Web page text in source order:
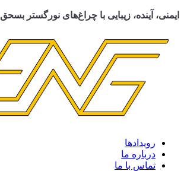
ایمنی، آینده، زیبایی با چراغ‌های نورگستر بسحق
رویدادها
درباره ما
تماس با ما